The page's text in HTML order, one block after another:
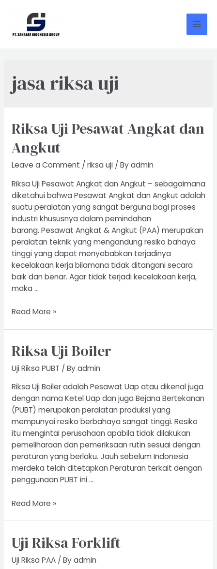
content
jasa riksa uji
Riksa Uji Pesawat Angkat dan
Angkut
Leave a Comment / riksa uji / Byadmin
Riksa Uji Pesawat Angkat dan Angkut – sebagaimana
diketahui bahwa Pesawat Angkat dan Angkut adalah
suatu peralatan yang sangat berguna bagi proses
industri khususnya dalam pemindahan
barang. Pesawat Angkat & Angkut (PAA) merupakan
peralatan teknik yang mengandung resiko bahaya
tinggi yang dapat menyebabkan terjadinya
kecelakaan kerja bilamana tidak ditangani secara
baik dan benar. Agar tidak terjadi kecelakaan kerja,
maka …
Riksa
Angkat
dan
Angkut
Read More »
Riksa Uji Boiler
Uji Riksa PUBT / Byadmin
Riksa Uji Boiler adalah Pesawat Uap atau dikenal juga
dengan nama Ketel Uap dan juga Bejana Bertekanan
(PUBT) merupakan peralatan produksi yang
mempunyai resiko berbahaya sangat tinggi. Resiko
itu mengintai perusahaan apabila tidak dilakukan
pemeliharaan dan pemeriksaan rutin sesuai dengan
peraturan yang berlaku. Jauh sebelum Indonesia
merdeka telah ditetapkan Peraturan terkait dengan
penggunaan PUBT ini …
Riksa
Read More »
Uji Riksa Forklift
Uji Riksa PAA/ Byadmin